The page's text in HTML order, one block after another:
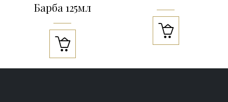
Барба 125мл

